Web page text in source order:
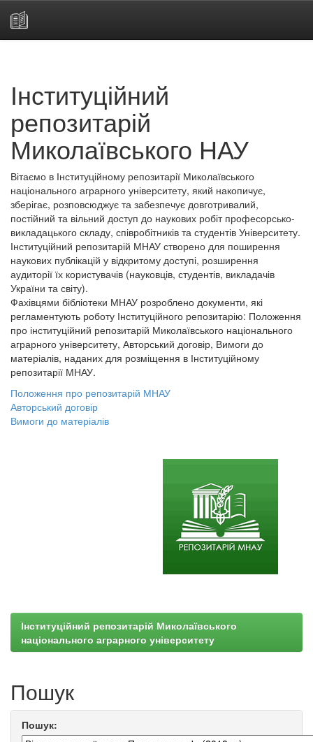
Інституційний
репозитарій
Миколаївського НАУ
Вітаємо в Інституційному репозитарії Миколаївського
національного аграрного університету, який накопичує,
зберігає, розповсюджує та забезпечує довготривалий,
постійний та вільний доступ до наукових робіт професорсько-
викладацького складу, співробітників та студентів Університету.
Інституційний репозитарій МНАУ створено для поширення
наукових публікацій у відкритому доступі, розширення
аудиторії їх користувачів (науковців, студентів, викладачів
України та світу).
Фахівцями бібліотеки МНАУ розроблено документи, які
регламентують роботу Інституційного репозитарію: Положення
про інституційний репозитарій Миколаївського національного
аграрного університету, Авторський договір, Вимоги до
матеріалів, наданих для розміщення в Інституційному
репозитарії МНАУ.
Положення про репозитарій МНАУ
Авторський договір
Вимоги до матеріалів
Інституційний репозитарій Миколаївського
національного аграрного університету
Пошук
Пошук: